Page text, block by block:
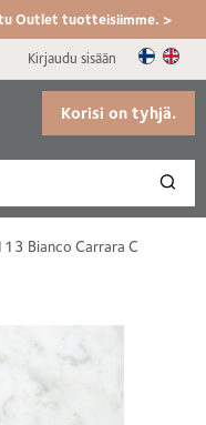
Outlet tuotteisiimme. >
Kirjaudu sisään
Korisi on tyhjä.
Bianco Carrara C